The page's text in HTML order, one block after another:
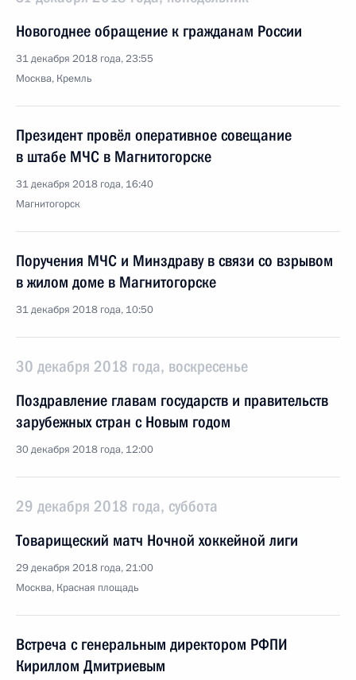
Новогоднее обращение к гражданам России
31 декабря 2018 года, 23:55
Москва, Кремль
Президент провёл оперативное совещание
в штабе МЧС в Магнитогорске
31 декабря 2018 года, 16:40
Магнитогорск
Поручения МЧС и Минздраву в связи со взрывом
в жилом доме в Магнитогорске
31 декабря 2018 года, 10:50
30 декабря 2018 года, воскресенье
Поздравление главам государств и правительств
зарубежных стран с Новым годом
30 декабря 2018 года, 12:00
29 декабря 2018 года, суббота
Товарищеский матч Ночной хоккейной лиги
29 декабря 2018 года, 21:00
Москва, Красная площадь
Встреча с генеральным директором РФПИ
Кириллом Дмитриевым